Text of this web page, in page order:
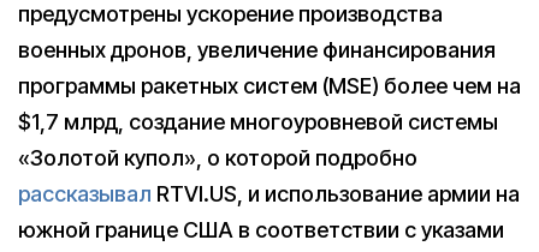
предусмотрены ускорение производства
военных дронов, увеличение финансирования
программы ракетных систем (MSE) более чем на
$1,7 млрд, создание многоуровневой системы
«Золотой купол», о которой подробно
рассказывал RTVI.US, и использование армии на
южной границе США в соответствии с указами